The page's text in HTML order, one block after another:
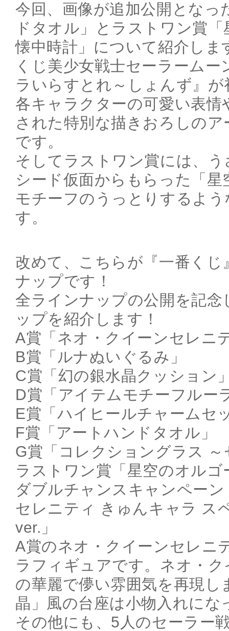
今回、画像が追加公開となっ
ドタオル」とラストワン賞
懐中時計」について紹介しま
くじ美少女戦士セーラーム
ラいらすとれ～しょんず』
各キャラクターの可愛い表
された特別な描きおろしの
です。
そしてラストワン賞には、
シード仮面からもらった「
モチーフのうっとりするよ
す。
改めて、こちらが『一番くじ
ナップです！
全ラインナップの公開を記
ップを紹介します！
A賞「ネオ・クイーンセレニ
B賞「ルナぬいぐるみ」
C賞「幻の銀水晶クッション
D賞「アイテムモチーフルー
E賞「ハイヒールチャームセ
F賞「アートハンドタオル」
G賞「コレクショングラス ～
ラストワン賞「星空のオルゴ
ダブルチャンスキャンペー
セレニティ きゅんキャラ ス
ver.」
A賞のネオ・クイーンセレニ
ラフィギュアです。ネオ・
の華麗で儚い雰囲気を再現し
晶」風の台座は小物入れにな
その他にも、5人のセーラー